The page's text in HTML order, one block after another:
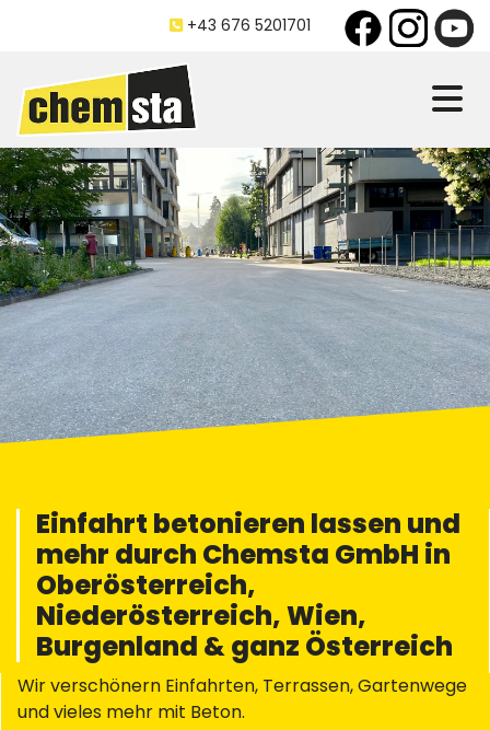
 +43 676 5201701
Einfahrt betonieren lassen und
mehr durch Chemsta GmbH in
Oberösterreich,
Niederösterreich, Wien,
Burgenland & ganz Österreich
Wir verschönern Einfahrten, Terrassen, Gartenwege
und vieles mehr mit Beton.